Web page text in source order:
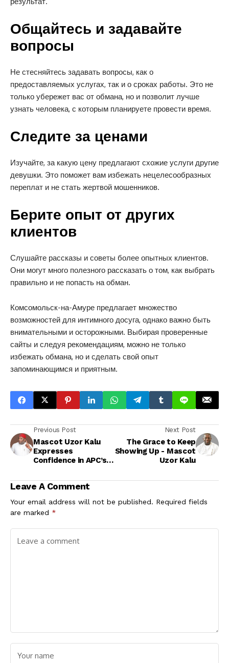
Общайтесь и задавайте
вопросы
Не стесняйтесь задавать вопросы, как о
предоставляемых услугах, так и о сроках работы. Это не
только убережет вас от обмана, но и позволит лучше
узнать человека, с которым планируете провести время.
Следите за ценами
Изучайте, за какую цену предлагают схожие услуги другие
девушки. Это поможет вам избежать нецелесообразных
переплат и не стать жертвой мошенников.
Берите опыт от других
клиентов
Слушайте рассказы и советы более опытных клиентов.
Они могут много полезного рассказать о том, как выбрать
правильно и не попасть на обман.
Комсомольск-на-Амуре предлагает множество
возможностей для интимного досуга, однако важно быть
внимательными и осторожными. Выбирая проверенные
сайты и следуя рекомендациям, можно не только
избежать обмана, но и сделать свой опыт
запоминающимся и приятным.
Previous Post
Mascot Uzor Kalu
Expresses
Confidence in APC’s
Next Post
The Grace to Keep
Showing Up - Mascot
Uzor Kalu
Leave A Comment
Your email address will not be published. Required fields
are marked *